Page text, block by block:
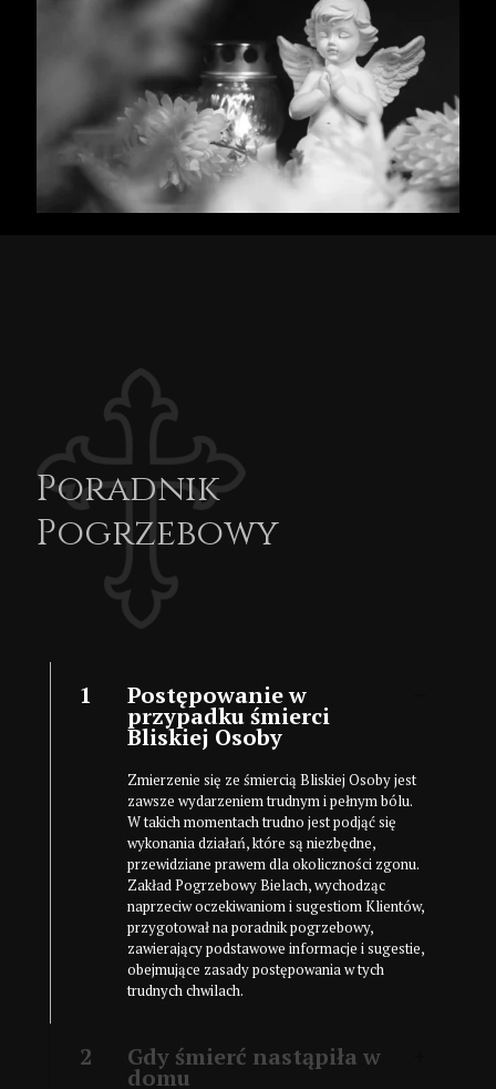
Poradnik
Pogrzebowy
1 Postępowanie w
przypadku śmierci
Bliskiej Osoby
Zmierzenie się ze śmiercią Bliskiej Osoby jest
zawsze wydarzeniem trudnym i pełnym bólu.
W takich momentach trudno jest podjąć się
wykonania działań, które są niezbędne,
przewidziane prawem dla okoliczności zgonu.
Zakład Pogrzebowy Bielach, wychodząc
naprzeciw oczekiwaniom i sugestiom Klientów,
przygotował na poradnik pogrzebowy,
zawierający podstawowe informacje i sugestie,
obejmujące zasady postępowania w tych
trudnych chwilach.
2 Gdy śmierć nastąpiła w
domu